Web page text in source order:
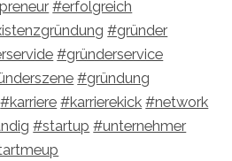
#erfolgreich
#gründer
#gründerservice
#gründung
#karriere #karrierekick #network
#startup #unternehmer